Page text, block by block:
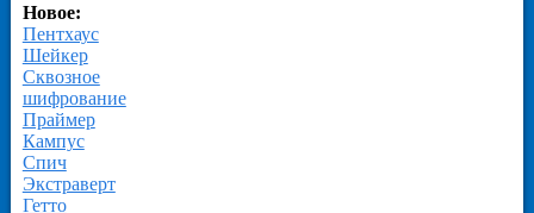
Новое:
Пентхаус
Шейкер
Сквозное
шифрование
Праймер
Кампус
Спич
Экстраверт
Гетто